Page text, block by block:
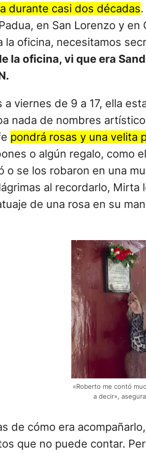
durante casi dos décadas
en San Lorenzo y
la oficina, necesitamos
la oficina, vi que era
a viernes de 9 a 17, ella
nada de nombres
pondrá rosas y una velita
o algún regalo, como
o se los robaron en una
al recordarlo, Mirta
de una rosa en su
«Roberto me contó
a decir»,
de cómo era
que no puede contar.